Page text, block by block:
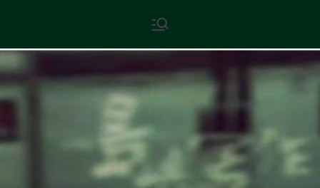
content
現代文學
地球小如鴿卵，/ 我輕輕地將它